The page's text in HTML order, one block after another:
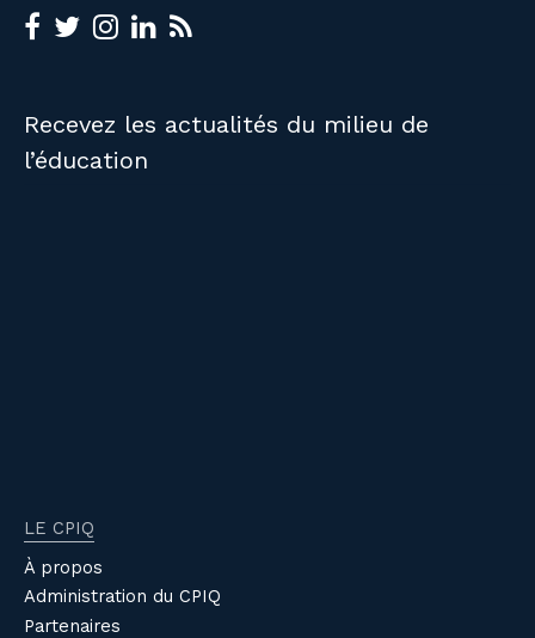
Recevez les actualités du milieu de
l’éducation
LE CPIQ
À propos
Administration du CPIQ
Partenaires